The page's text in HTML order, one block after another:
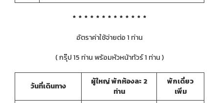
* * * * * * * * * * * * *
อัตราค่าใช้จ่ายต่อ 1 ท่าน
( กรุ๊ป 15 ท่าน พร้อมหัวหน้าทัวร์ 1 ท่าน )
วันที่เดินทาง
ผู้ใหญ่ พักห้องละ 2
ท่าน
พักเดี่ยว
เพิ่ม